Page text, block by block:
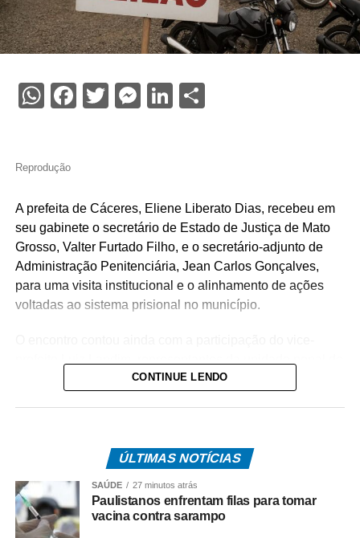
WhatsApp
Facebook
Twitter
Messenger
LinkedIn
Share
Reprodução
A prefeita de Cáceres, Eliene Liberato Dias, recebeu em
seu gabinete o secretário de Estado de Justiça de Mato
Grosso, Valter Furtado Filho, e o secretário-adjunto de
Administração Penitenciária, Jean Carlos Gonçalves,
para uma visita institucional e o alinhamento de ações
voltadas ao sistema prisional no município.
Cáceres e secretários municipais.
empreendimento que deverá ampliar e modernizar a
estrutura penitenciária do município, proporcionando
melhores condições de funcionamento do sistema e
fortalecendo as políticas de segurança pública na região.
CONTINUE LENDO
ÚLTIMAS NOTÍCIAS
SAÚDE 27 minutos atrás
Paulistanos enfrentam filas para tomar
vacina contra sarampo